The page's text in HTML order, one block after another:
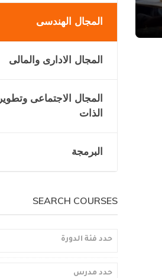
المجال الهندسى
المجال الادارى والمالى
المجال الاجتماعى وتطوير
الذات
البرمجة
SEARCH COURSES
حدد فئة الدورة
حدد مدرس